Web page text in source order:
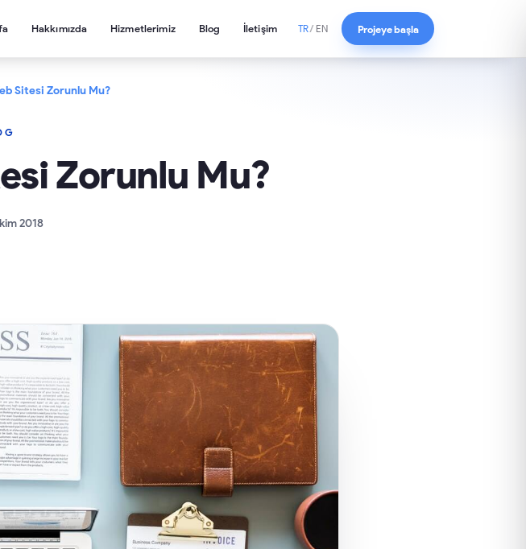
Hakkımızda Hizmetlerimiz Blog İletişim TR/ EN Projeye başla
Sitesi Zorunlu Mu?
Zorunlu Mu?
2018